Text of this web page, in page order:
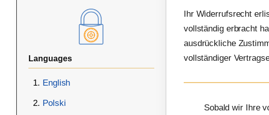
Languages
English
Polski
Ihr Widerrufsrecht
vollständig erbracht
ausdrückliche
vollständiger
Sobald wir Ihre